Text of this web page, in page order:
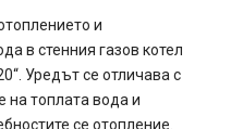
и
в стенния газов котел
Уредът се отличава с
на топлата вода и
се отопление.